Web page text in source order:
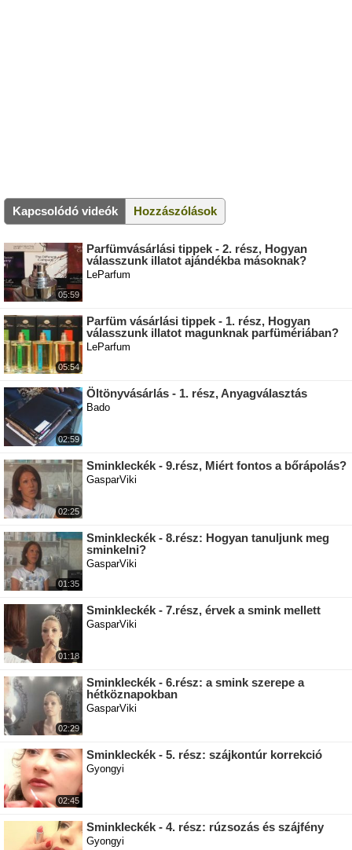
Kapcsolódó videók Hozzászólások
05:59
Parfümvásárlási tippek - 2. rész, Hogyan
válasszunk illatot ajándékba másoknak?
LeParfum
05:54
Parfüm vásárlási tippek - 1. rész, Hogyan
válasszunk illatot magunknak parfümériában?
LeParfum
02:59
Öltönyvásárlás - 1. rész, Anyagválasztás
Bado
02:25
Sminkleckék - 9.rész, Miért fontos a bőrápolás?
GasparViki
01:35
Sminkleckék - 8.rész: Hogyan tanuljunk meg
sminkelni?
GasparViki
01:18
Sminkleckék - 7.rész, érvek a smink mellett
GasparViki
02:29
Sminkleckék - 6.rész: a smink szerepe a
hétköznapokban
GasparViki
02:45
Sminkleckék - 5. rész: szájkontúr korrekció
Gyongyi
Sminkleckék - 4. rész: rúzsozás és szájfény
Gyongyi